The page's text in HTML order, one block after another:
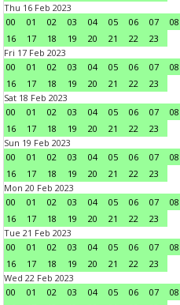
Thu 16 Feb 2023
00
01 02 03 04 05 06 07 08
16
17 18 19 20 21 22
23
Fri 17 Feb 2023
00
01 02 03 04 05 06 07 08
16
17 18 19 20 21 22
23
Sat 18 Feb 2023
00
01 02 03 04 05 06 07 08
16
17 18 19 20 21 22
23
Sun 19 Feb 2023
00
01 02 03 04 05 06 07 08
16
17 18 19 20 21 22
23
Mon 20 Feb 2023
00
01 02 03 04 05 06 07 08
16
17 18 19 20 21 22
23
Tue 21 Feb 2023
00
01 02 03 04 05 06 07 08
16
17 18 19 20 21 22
23
Wed 22 Feb 2023
00
01 02 03 04 05 06 07 08